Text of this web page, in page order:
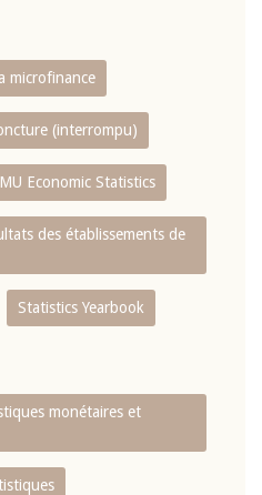
microfinance
(interrompu)
Economic Statistics
des établissements de
Statistics Yearbook
monétaires et